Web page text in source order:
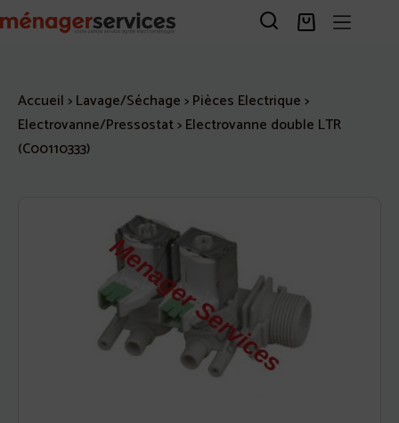
au
Panier
Accueil>Lavage/Séchage>Pièces Electrique>
Electrovanne/Pressostat>Electrovanne double LTR
(C00110333)